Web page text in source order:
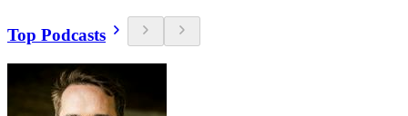
Top Podcasts